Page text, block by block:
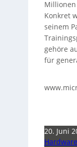
Konkret
seinem
gehöre
für
20. Juni